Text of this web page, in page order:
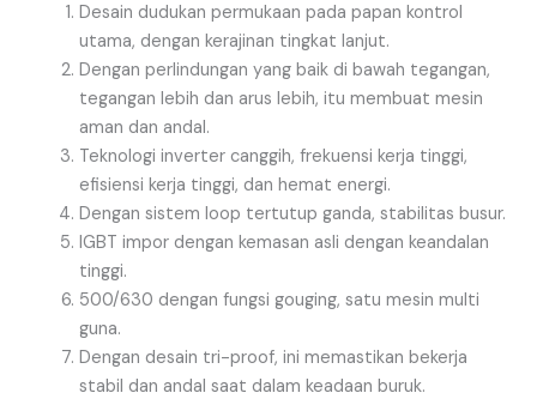
Desain dudukan permukaan pada papan kontrol
utama, dengan kerajinan tingkat lanjut.
Dengan perlindungan yang baik di bawah tegangan,
tegangan lebih dan arus lebih, itu membuat mesin
aman dan andal.
Teknologi inverter canggih, frekuensi kerja tinggi,
efisiensi kerja tinggi, dan hemat energi.
Dengan sistem loop tertutup ganda, stabilitas busur.
IGBT impor dengan kemasan asli dengan keandalan
tinggi.
500/630 dengan fungsi gouging, satu mesin multi
guna.
Dengan desain tri-proof, ini memastikan bekerja
stabil dan andal saat dalam keadaan buruk.